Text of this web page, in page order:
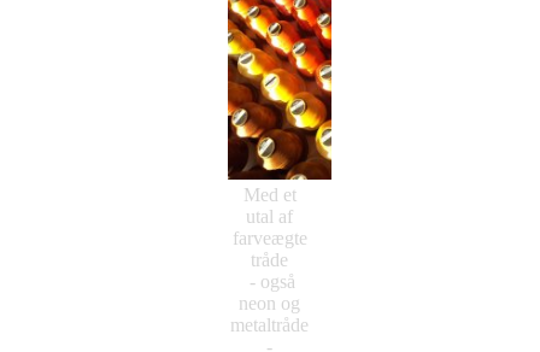
Med et
utal af
farveægte
tråde
- også
neon og
metaltråde
-